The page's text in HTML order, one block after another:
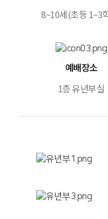
8~10세(초등 1~3
예배장소
1층 유년부실